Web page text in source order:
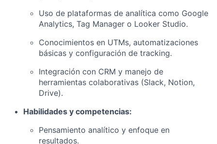
Uso de plataformas de analítica como Google
Analytics, Tag Manager o Looker Studio.
Conocimientos en UTMs, automatizaciones
básicas y configuración de tracking.
Integración con CRM y manejo de
herramientas colaborativas (Slack, Notion,
Drive).
Habilidades y competencias:
Pensamiento analítico y enfoque en
resultados.